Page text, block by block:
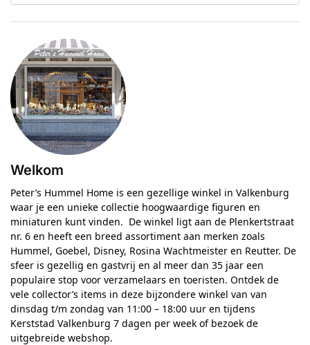
Welkom
Peter’s Hummel Home is een gezellige winkel in Valkenburg
waar je een unieke collectie hoogwaardige figuren en
miniaturen kunt vinden. De winkel ligt aan de Plenkertstraat
nr. 6 en heeft een breed assortiment aan merken zoals
Hummel, Goebel, Disney, Rosina Wachtmeister en Reutter. De
sfeer is gezellig en gastvrij en al meer dan 35 jaar een
populaire stop voor verzamelaars en toeristen. Ontdek de
vele collector’s items in deze bijzondere winkel van van
dinsdag t/m zondag van 11:00 – 18:00 uur en tijdens
Kerststad Valkenburg 7 dagen per week of bezoek de
uitgebreide webshop.